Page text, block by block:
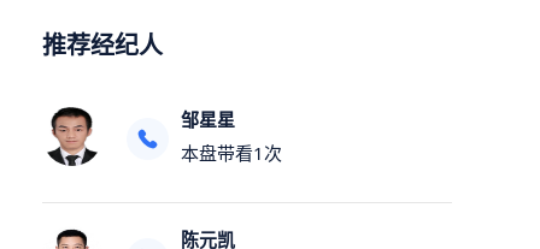
推荐经纪人
邹星星
本盘带看1次
陈元凯